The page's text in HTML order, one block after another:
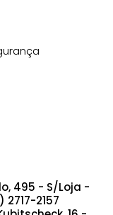
495 - S/Loja -
2157